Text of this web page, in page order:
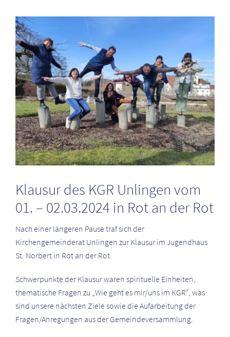
Zeige
grösseres
Bild
Klausur des KGR Unlingen vom
01. – 02.03.2024 in Rot an der Rot
Nach einer längeren Pause traf sich der
Kirchengemeinderat Unlingen zur Klausur im Jugendhaus
St. Norbert in Rot an der Rot.
Schwerpunkte der Klausur waren spirituelle Einheiten,
thematische Fragen zu „Wie geht es mir/uns im KGR“, was
sind unsere nächsten Ziele sowie die Aufarbeitung der
Fragen/Anregungen aus der Gemeindeversammlung.